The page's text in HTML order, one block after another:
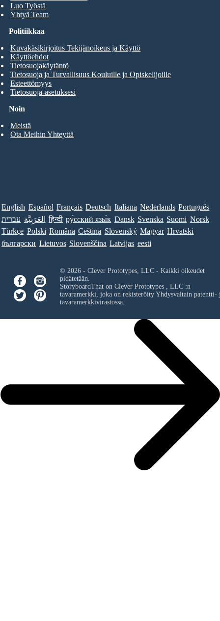
Luo Työstä
Yhtyä Team
Noin
Meistä
Ota Meihin Yhteyttä
Politiikkaa
Kuvakäsikirjoitus Tekijänoikeus ja Käyttö
Käyttöehdot
Tietosuojakäytäntö
Tietosuoja ja Turvallisuus Kouluille ja Opiskelijoille
Esteettömyys
Tietosuoja-asetuksesi
English Español Français Deutsch Italiana Nederlands Português
עברית العَرَبِيَّة हिन्दी ру́сский язы́к Dansk Svenska Suomi Norsk
Türkçe Polski Româna Ceština Slovenský Magyar Hrvatski
български Lietuvos Slovenščina Latvijas eesti
© 2026 - Clever Prototypes, LLC - Kaikki oikeudet
pidätetään.
StoryboardThat on Clever Prototypes , LLC:n
tavaramerkki, joka on rekisteröity Yhdysvaltain patentti-
tavaramerkkivirastossa.